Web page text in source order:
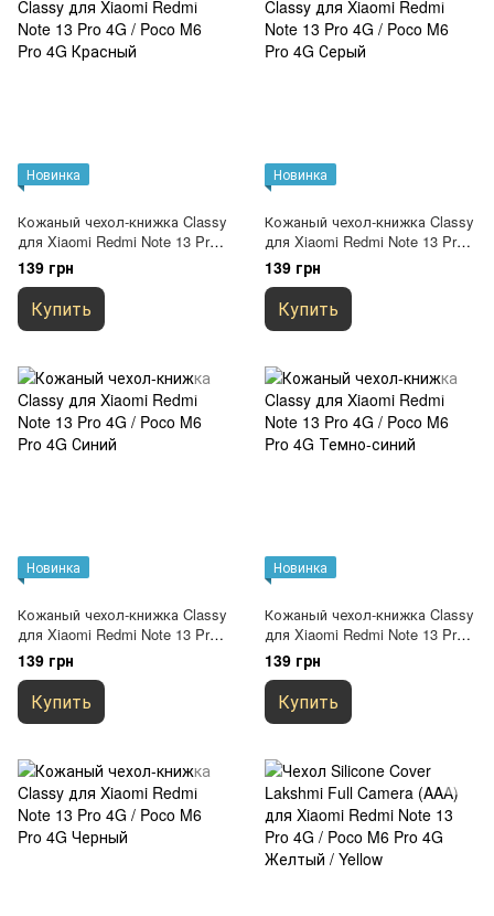
Новинка
Кожаный чехол-книжка Classy
для Xiaomi Redmi Note 13 Pro
4G / Poco M6 Pro 4G Красный
139 грн
Купить
Новинка
Кожаный чехол-книжка Classy
для Xiaomi Redmi Note 13 Pro
4G / Poco M6 Pro 4G Серый
139 грн
Купить
Новинка
Кожаный чехол-книжка Classy
для Xiaomi Redmi Note 13 Pro
4G / Poco M6 Pro 4G Синий
139 грн
Купить
Новинка
Кожаный чехол-книжка Classy
для Xiaomi Redmi Note 13 Pro
4G / Poco M6 Pro 4G Темно-
синий
139 грн
Купить